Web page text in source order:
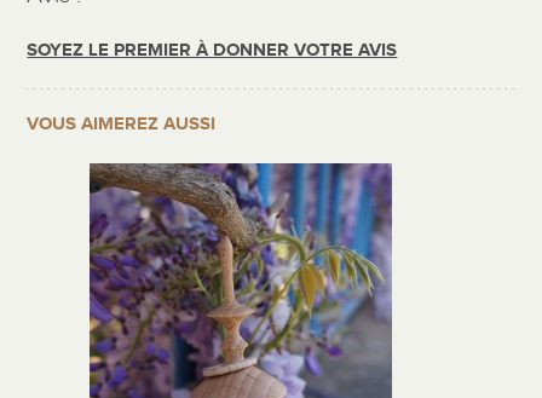
SOYEZ LE PREMIER À DONNER VOTRE AVIS
VOUS AIMEREZ AUSSI